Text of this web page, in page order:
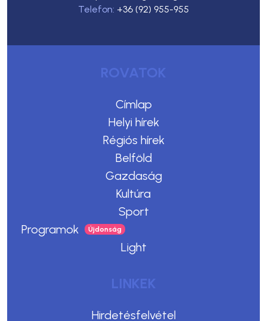
Telefon: +36 (92) 955-955
ROVATOK
Címlap
Helyi hírek
Régiós hírek
Belföld
Gazdaság
Kultúra
Sport
Programok
Light
LINKEK
Hirdetésfelvétel